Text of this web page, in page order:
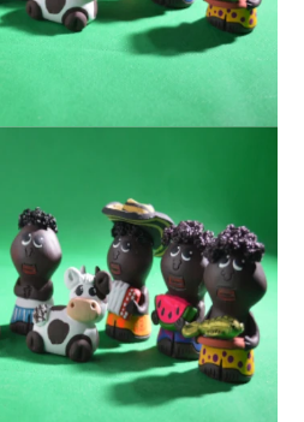
CERRAR